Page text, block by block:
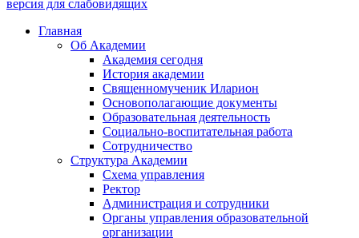
версия для слабовидящих
Главная
Об Академии
Академия сегодня
История академии
Священномученик Иларион
Основополагающие документы
Образовательная деятельность
Социально-воспитательная работа
Сотрудничество
Структура Академии
Схема управления
Ректор
Администрация и сотрудники
Органы управления образовательной
организации